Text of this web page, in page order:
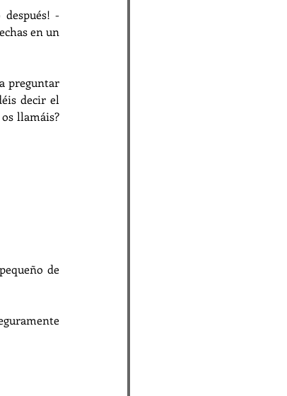
después! -
en un
preguntar
decir el
llamáis?
de